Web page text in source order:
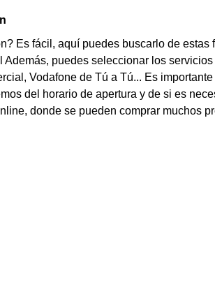
Es fácil, aquí puedes buscarlo de estas
puedes seleccionar los
Vodafone de Tú a Tú... Es
del horario de apertura y de si es
donde se pueden comprar muchos